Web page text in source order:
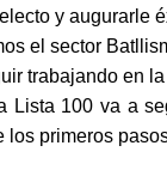
y augurarle
el sector
trabajando en
Lista 100 va a
los primeros